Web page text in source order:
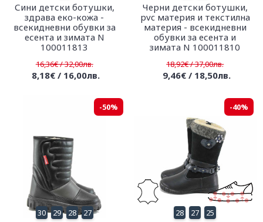
Сини детски ботушки,
здрава еко-кожа -
всекидневни обувки за
есента и зимата N
100011813
16,36€ / 32,00лв.
8,18€ / 16,00лв.
Черни детски ботушки,
pvc материя и текстилна
материя - всекидневни
обувки за есента и
зимата N 100011810
18,92€ / 37,00лв.
9,46€ / 18,50лв.
-50%
30 29 28 27
-40%
28 27 25